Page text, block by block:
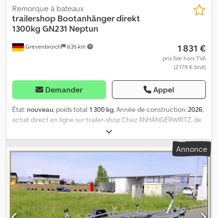
Grevenbroich 635 km
Remorque à bateaux
trailershop Bootanhänger direkt
1300kg GN231 Neptun
1 831 €
prix fixe hors TVA
(2 179 € brut)
Demander Appel
État: nouveau, poids total:1 300 kg, Année de construction:2026,
achat direct en ligne sur trailer-shop Chez ANHÄNGERWIRTZ, de
nombreux modèles disponibles en ligne Dkedpoy U E Uvjfx Anxer
Achetez facilement en ligne, 24h/24 et 7j/7 Retirez vous-même ou
faites-vous livrer. Le marché en ligne pour retirer votre nouvelle
remorque propose de grandes marques ! Plus de 850 remorques
neuves en stock Plus de 130 remorques d'occasion constamment
disponibles. Exemple sans engagement : Prix neuf et modèle 2026
disponible en ligne Remorque bateau Neptun Navy GN 231 1300
avec treuil neuf, 1300 kg Remorque bateau GN 231 1300 POUR
BATEAUX JUSQU'À 20 pieds jusqu'à 600 cm de longueur, PTAC
Annonce